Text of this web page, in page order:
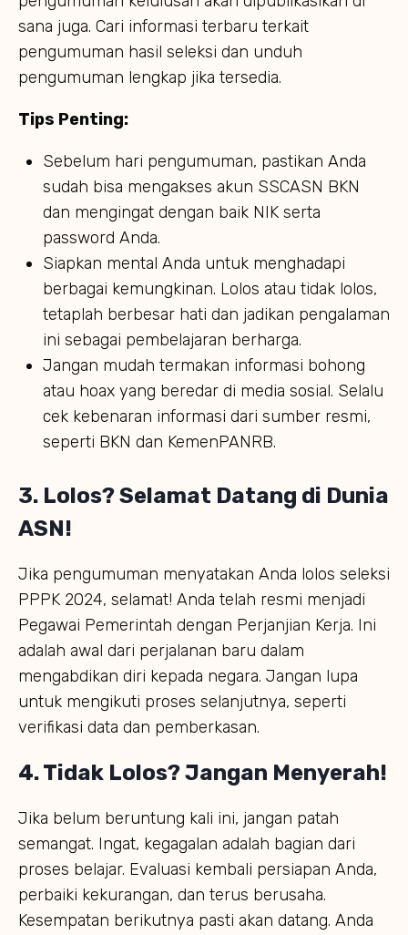
sana juga. Cari informasi terbaru terkait
pengumuman hasil seleksi dan unduh
pengumuman lengkap jika tersedia.
Tips Penting:
Sebelum hari pengumuman, pastikan Anda
sudah bisa mengakses akun SSCASN BKN
dan mengingat dengan baik NIK serta
password Anda.
Siapkan mental Anda untuk menghadapi
berbagai kemungkinan. Lolos atau tidak lolos,
tetaplah berbesar hati dan jadikan pengalaman
ini sebagai pembelajaran berharga.
Jangan mudah termakan informasi bohong
atau hoax yang beredar di media sosial. Selalu
cek kebenaran informasi dari sumber resmi,
seperti BKN dan KemenPANRB.
3. Lolos? Selamat Datang di Dunia
ASN!
Jika pengumuman menyatakan Anda lolos seleksi
PPPK 2024, selamat! Anda telah resmi menjadi
Pegawai Pemerintah dengan Perjanjian Kerja. Ini
adalah awal dari perjalanan baru dalam
mengabdikan diri kepada negara. Jangan lupa
untuk mengikuti proses selanjutnya, seperti
verifikasi data dan pemberkasan.
4. Tidak Lolos? Jangan Menyerah!
Jika belum beruntung kali ini, jangan patah
semangat. Ingat, kegagalan adalah bagian dari
proses belajar. Evaluasi kembali persiapan Anda,
perbaiki kekurangan, dan terus berusaha.
Kesempatan berikutnya pasti akan datang. Anda